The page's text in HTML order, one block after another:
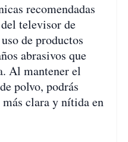
recomendadas
televisor de
de productos
abrasivos que
Al mantener el
polvo, podrás
clara y nítida en